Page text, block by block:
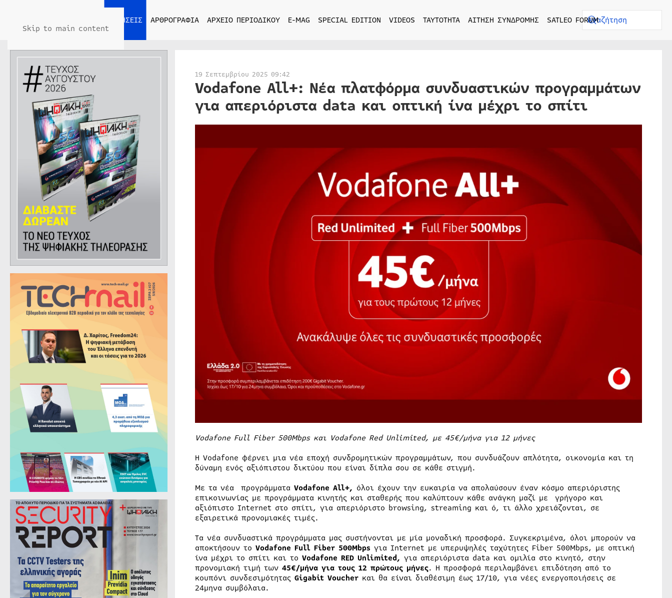
Skip to main content
ΕΙΔΗΣΕΙΣ ΑΡΘΡΟΓΡΑΦΙΑ ΑΡΧΕΙΟ ΠΕΡΙΟΔΙΚΟΥ E-MAG SPECIAL EDITION VIDEOS ΤΑΥΤΟΤΗΤΑ ΑΙΤΗΣΗ ΣΥΝΔΡΟΜΗΣ SATLEO FORUM
19 Σεπτεμβρίου 2025 09:42
Vodafone All+: Νέα πλατφόρμα συνδυαστικών προγραμμάτων
για απεριόριστα data και οπτική ίνα μέχρι το σπίτι
Vodafone Full Fiber 500Mbps καιVodafone Red Unlimited, με45€/μήνα για12 μήνες
Η Vodafone φέρνει μια νέα εποχή συνδρομητικών προγραμμάτων, που συνδυάζουν απλότητα, οικονομία και τη
δύναμη ενός αξιόπιστου δικτύου που είναι δίπλα σου σε κάθε στιγμή.
Με τα νέα προγράμματα Vodafone All+, όλοι έχουν την ευκαιρία να απολαύσουν έναν κόσμο απεριόριστης
επικοινωνίας με προγράμματα κινητής και σταθερής που καλύπτουν κάθε ανάγκη μαζί με γρήγορο και
αξιόπιστο Internet στο σπίτι, για απεριόριστο browsing, streaming και ό, τι άλλο χρειάζονται, σε
εξαιρετικά προνομιακές τιμές.
Τα νέα συνδυαστικά προγράμματα μας συστήνονται με μία μοναδική προσφορά. Συγκεκριμένα, όλοι μπορούν να
αποκτήσουν το Vodafone Full Fiber500Mbps για Internet με υπερυψηλές ταχύτητες Fiber 500Mbps, με οπτική
ίνα μέχρι το σπίτι και το Vodafone RED Unlimited, για απεριόριστα data και ομιλία στο κινητό, στην
προνομιακή τιμή των 45€/μήνα για τους 12 πρώτους μήνες. Η προσφορά περιλαμβάνει επιδότηση από το
κουπόνι συνδεσιμότητας Gigabit Voucherκαι θα είναι διαθέσιμη έως 17/10, για νέες ενεργοποιήσεις σε
24μηνα συμβόλαια.